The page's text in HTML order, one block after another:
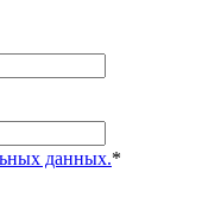
данных.*